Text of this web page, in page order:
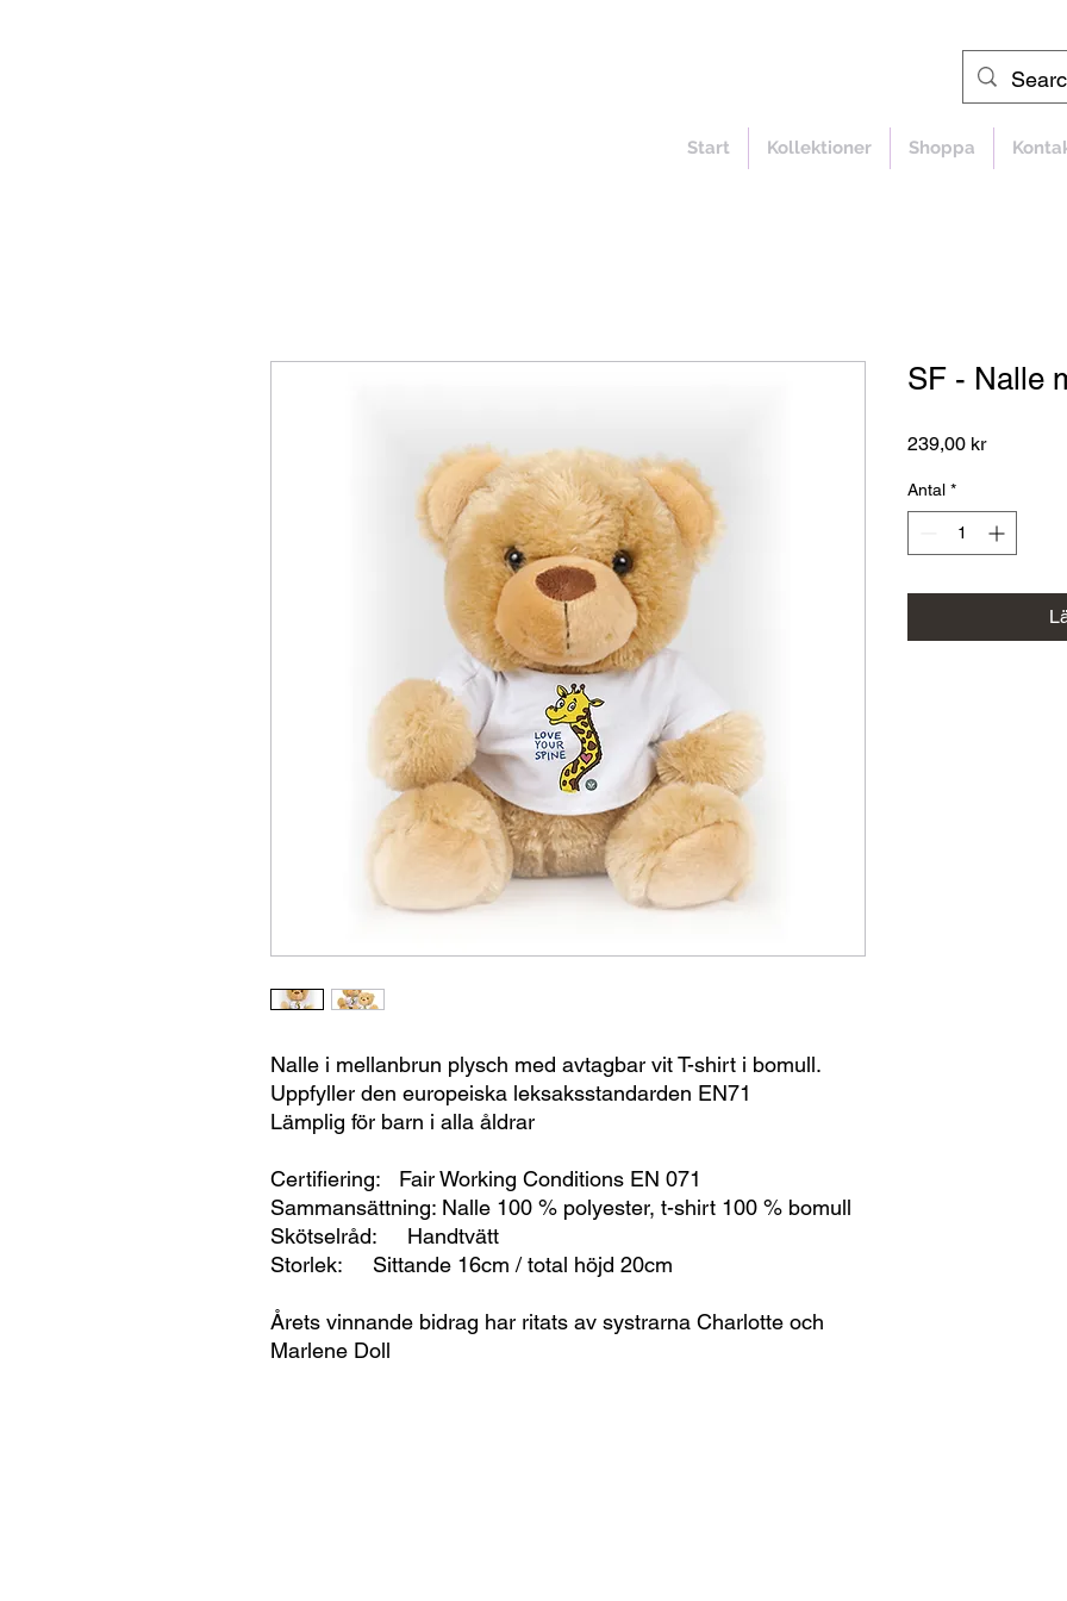
Start Kollektioner Shoppa
Nalle i mellanbrun plysch med avtagbar vit T-shirt i bomull.
Uppfyller den europeiska leksaksstandarden EN71
Lämplig för barn i alla åldrar
Certifiering: Fair Working Conditions EN 071
Sammansättning: Nalle 100 % polyester, t-shirt 100 % bomull
Skötselråd: Handtvätt
Storlek: Sittande 16cm / total höjd 20cm
Årets vinnande bidrag har ritats av systrarna Charlotte och
Marlene Doll
SF - Nalle
239,00 krPris
Antal *